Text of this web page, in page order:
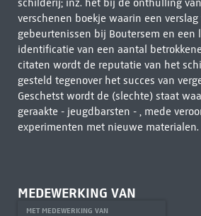
schilderij; inz. het bij de onthulling
verschenen boekje waarin een verslag
gebeurtenissen bij Boutersem en een
identificatie van een aantal
citaten wordt de reputatie van het
gesteld tegenover het succes van
Geschetst wordt de (slechte) staat
geraakte - jeugdbarsten - , mede
experimenten met nieuwe materialen.
MEDEWERKING VAN
MET MEDEWERKING VAN